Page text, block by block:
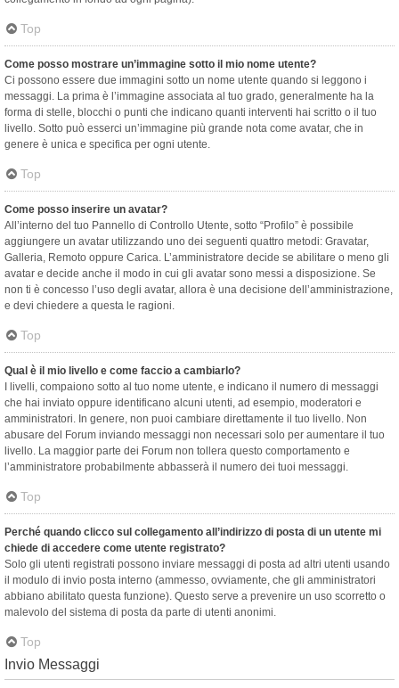
Top
Come posso mostrare un’immagine sotto il mio nome utente?
Ci possono essere due immagini sotto un nome utente quando si leggono i
messaggi. La prima è l’immagine associata al tuo grado, generalmente ha la
forma di stelle, blocchi o punti che indicano quanti interventi hai scritto o il tuo
livello. Sotto può esserci un’immagine più grande nota come avatar, che in
genere è unica e specifica per ogni utente.
Top
Come posso inserire un avatar?
All’interno del tuo Pannello di Controllo Utente, sotto “Profilo” è possibile
aggiungere un avatar utilizzando uno dei seguenti quattro metodi: Gravatar,
Galleria, Remoto oppure Carica. L’amministratore decide se abilitare o meno gli
avatar e decide anche il modo in cui gli avatar sono messi a disposizione. Se
non ti è concesso l’uso degli avatar, allora è una decisione dell’amministrazione,
e devi chiedere a questa le ragioni.
Top
Qual è il mio livello e come faccio a cambiarlo?
I livelli, compaiono sotto al tuo nome utente, e indicano il numero di messaggi
che hai inviato oppure identificano alcuni utenti, ad esempio, moderatori e
amministratori. In genere, non puoi cambiare direttamente il tuo livello. Non
abusare del Forum inviando messaggi non necessari solo per aumentare il tuo
livello. La maggior parte dei Forum non tollera questo comportamento e
l’amministratore probabilmente abbasserà il numero dei tuoi messaggi.
Top
Perché quando clicco sul collegamento all’indirizzo di posta di un utente mi
chiede di accedere come utente registrato?
Solo gli utenti registrati possono inviare messaggi di posta ad altri utenti usando
il modulo di invio posta interno (ammesso, ovviamente, che gli amministratori
abbiano abilitato questa funzione). Questo serve a prevenire un uso scorretto o
malevolo del sistema di posta da parte di utenti anonimi.
Top
Invio Messaggi